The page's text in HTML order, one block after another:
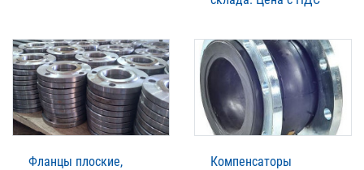
Фланцы плоские,
Компенсаторы